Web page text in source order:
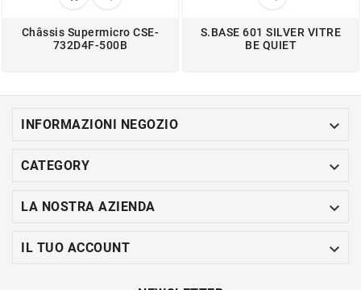
Châssis Supermicro CSE-
732D4F-500B
S.BASE 601 SILVER VITRE
BE QUIET
INFORMAZIONI NEGOZIO 
CATEGORY 
LA NOSTRA AZIENDA 
IL TUO ACCOUNT 